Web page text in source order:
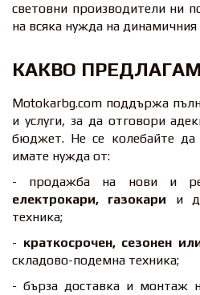
световни производители ни
на всяка нужда на динамичния
КАКВО
Motokarbg.com поддържа
и услуги, за да отговори
бюджет. Не се колебайте да
имате нужда от:
- продажба на нови и
електрокари, газокари и
техника;
- краткосрочен, сезонен
складово-подемна техника;
- бърза доставка и монтаж